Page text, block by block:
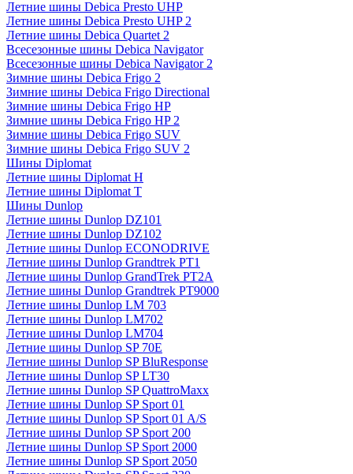
Летние шины Debica Presto UHP
Летние шины Debica Presto UHP 2
Летние шины Debica Quartet 2
Всесезонные шины Debica Navigator
Всесезонные шины Debica Navigator 2
Зимние шины Debica Frigo 2
Зимние шины Debica Frigo Directional
Зимние шины Debica Frigo HP
Зимние шины Debica Frigo HP 2
Зимние шины Debica Frigo SUV
Зимние шины Debica Frigo SUV 2
Шины Diplomat
Летние шины Diplomat H
Летние шины Diplomat T
Шины Dunlop
Летние шины Dunlop DZ101
Летние шины Dunlop DZ102
Летние шины Dunlop ECONODRIVE
Летние шины Dunlop Grandtrek PT1
Летние шины Dunlop GrandTrek PT2A
Летние шины Dunlop Grandtrek PT9000
Летние шины Dunlop LM 703
Летние шины Dunlop LM702
Летние шины Dunlop LM704
Летние шины Dunlop SP 70E
Летние шины Dunlop SP BluResponse
Летние шины Dunlop SP LT30
Летние шины Dunlop SP QuattroMaxx
Летние шины Dunlop SP Sport 01
Летние шины Dunlop SP Sport 01 A/S
Летние шины Dunlop SP Sport 200
Летние шины Dunlop SP Sport 2000
Летние шины Dunlop SP Sport 2050